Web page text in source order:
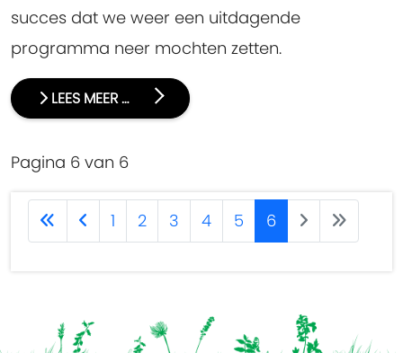
succes dat we weer een uitdagende
programma neer mochten zetten.
LEES MEER …
Pagina 6 van 6
1 2 3 4 5 6